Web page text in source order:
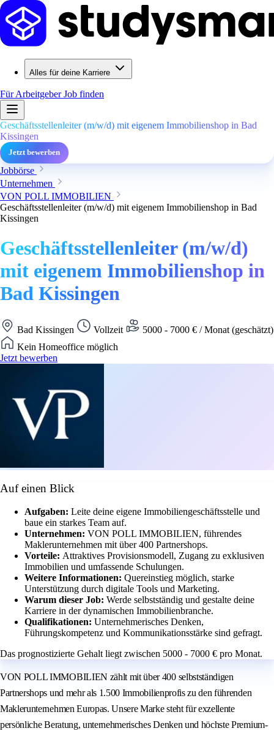
Alles für deine Karriere
Für ArbeitgeberJob finden
Geschäftsstellenleiter (m/w/d) mit eigenem Immobilienshop in Bad
Kissingen
Jetzt bewerben
Jobbörse
Unternehmen
VON POLL IMMOBILIEN
Geschäftsstellenleiter (m/w/d) mit eigenem Immobilienshop in Bad
Kissingen
Geschäftsstellenleiter (m/w/d)
mit eigenem Immobilienshop in
Bad Kissingen
Bad Kissingen Vollzeit
5000 - 7000 € / Monat (geschätzt)
Kein Homeoffice möglich
Jetzt bewerben
Auf einen Blick
Aufgaben: Leite deine eigene Immobiliengeschäftsstelle und
baue ein starkes Team auf.
Unternehmen: VON POLL IMMOBILIEN, führendes
Maklerunternehmen mit über 400 Partnershops.
Vorteile: Attraktives Provisionsmodell, Zugang zu exklusiven
Immobilien und umfassende Schulungen.
Weitere Informationen: Quereinstieg möglich, starke
Unterstützung durch digitale Tools und Marketing.
Warum dieser Job: Werde selbstständig und gestalte deine
Karriere in der dynamischen Immobilienbranche.
Qualifikationen: Unternehmerisches Denken,
Führungskompetenz und Kommunikationsstärke sind gefragt.
Das prognostizierte Gehalt liegt zwischen 5000 - 7000 € pro Monat.
VON POLL IMMOBILIEN zählt mit über 400 selbstständigen
Partnershops und mehr als 1.500 Immobilienprofis zu den führenden
Maklerunternehmen Europas. Unsere Marke steht für exzellente
persönliche Beratung, unternehmerisches Denken und höchste Premium-